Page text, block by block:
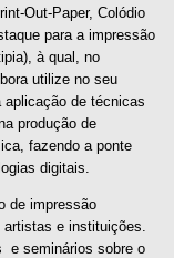
Out-Paper, Colódio
para a impressão
à qual, no
utilize no seu
de técnicas
produção de
fazendo a ponte
digitais.
de impressão
e instituições.
e seminários sobre o